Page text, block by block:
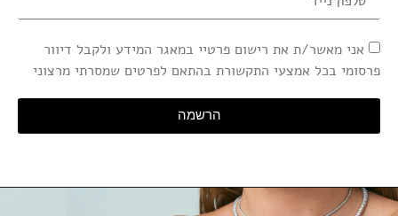
אני מאשר/ת את רישום פרטיי במאגר המידע ולקבל דיוור
פרסומי בכל אמצעי התקשורת בהתאם לפרטים שמסרתי מרצוני
הרשמה